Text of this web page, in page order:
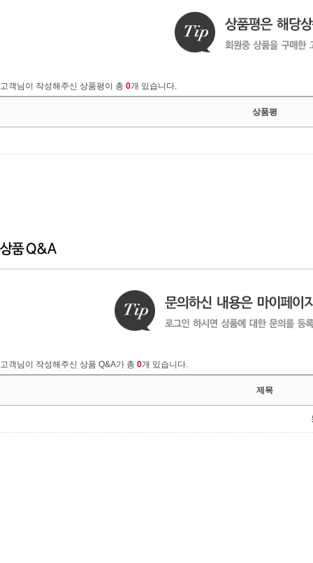
고객님이 작성해주신 상품평이 총 0개 있습니다.
상품평
고객님이 작성해주신 상품 Q&A가 총 0개 있습니다.
제목